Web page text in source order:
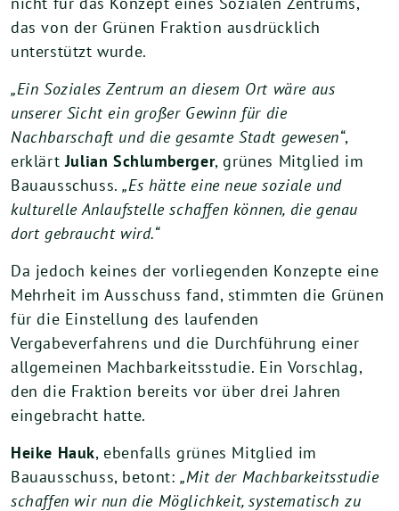
das von der Grünen Fraktion ausdrücklich
unterstützt wurde.
„Ein Soziales Zentrum an diesem Ort wäre aus
unserer Sicht ein großer Gewinn für die
Nachbarschaft und die gesamte Stadt gewesen“,
erklärtJulian Schlumberger, grünes Mitglied im
Bauausschuss.„Es hätte eine neue soziale und
kulturelle Anlaufstelle schaffen können, die genau
dort gebraucht wird.“
Da jedoch keines der vorliegenden Konzepte eine
Mehrheit im Ausschuss fand, stimmten die Grünen
für die Einstellung des laufenden
Vergabeverfahrens und die Durchführung einer
allgemeinen Machbarkeitsstudie. Ein Vorschlag,
den die Fraktion bereits vor über drei Jahren
eingebracht hatte.
Heike Hauk, ebenfalls grünes Mitglied im
Bauausschuss, betont:„Mit der Machbarkeitsstudie
schaffen wir nun die Möglichkeit, systematisch zu